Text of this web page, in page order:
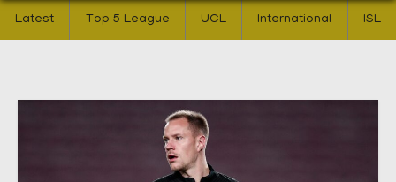
Latest Top 5 League UCL International ISL